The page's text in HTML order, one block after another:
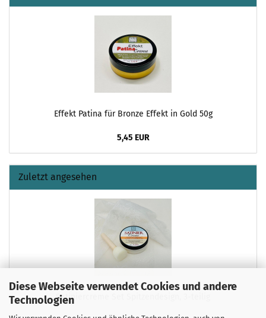
Diese Webseite verwendet Cookies und andere
Technologien
Effekt Patina für Bronze Effekt in Gold 50g
5,45 EUR
Zuletzt angesehen
Satiniercreme Set Spitzendesign, 3-teilig